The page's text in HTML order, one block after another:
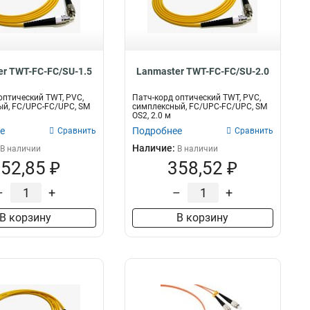
S110P4 8
LC 12
PC-SC/PC 20
PC-SC/PC 20
PC-ST/PC
45 22
MPO-MPO 21
FC/APC-SC/UPC
APC-FC/UPC
443
TWT-FC-FC/SU-1.5
TWT, PVC,
FC/UPC-FC/UPC, SM
Сравнить
В наличии
₽
+
В корзину
Lanmaster TWT-FC-FC/SU-2.0
Патч-корд оптический TWT, PVC,
симплексный, FC/UPC-FC/UPC, SM
OS2, 2.0 м
Подробнее Сравнить
Наличие: В наличии
358,52 ₽
– +
В корзину